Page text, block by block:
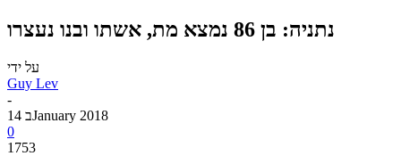
נתניה: בן 86 נמצא מת, אשתו ובנו נעצרו
על ידי
Guy Lev
-
14 בJanuary 2018
0
1753